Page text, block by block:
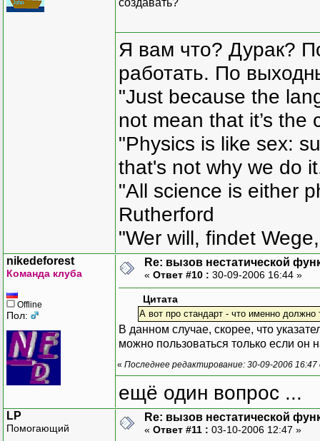
Я вам что? Дурак?
работать. По
"Just because the
not mean that it’s the
"Physics is like sex:
that's not why we do
"All science is either
Rutherford
"Wer will, findet
nikedeforest
Команда клуба
Offline
Пол:
Re: вызов нестатической
« Ответ #10 : 30-09-2006 16:44 »
Цитата
А вот про стандарт - что именно
В данном случае, скорее, что
можно пользоваться только если он
« Последнее редактирование: 30-09-2006
ещё один вопрос ...
LP
Помогающий
Re: вызов нестатической
« Ответ #11 : 03-10-2006 12:47 »